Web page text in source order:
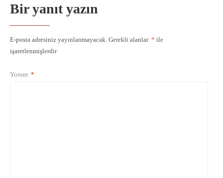
Bir yanıt yazın
E-posta adresiniz yayınlanmayacak. Gerekli alanlar * ile
işaretlenmişlerdir
Yorum *